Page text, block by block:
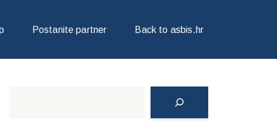
Postanite partner Back to asbis.hr